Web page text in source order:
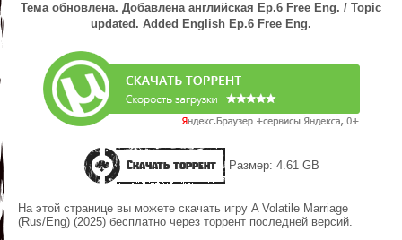
Тема обновлена. Добавлена английская Ep.6 Free Eng. / Topic
updated. Added English Ep.6 Free Eng.
Скачать торрент Размер: 4.61 GB
На этой странице вы можете скачать игру A Volatile Marriage
(Rus/Eng) (2025) бесплатно через торрент последней версий.